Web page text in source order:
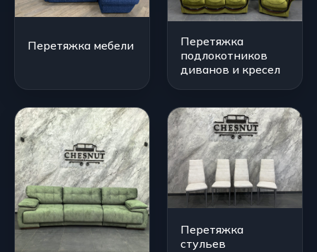
Перетяжка мебели
Перетяжка
подлокотников
диванов и кресел
Перетяжка
стульев